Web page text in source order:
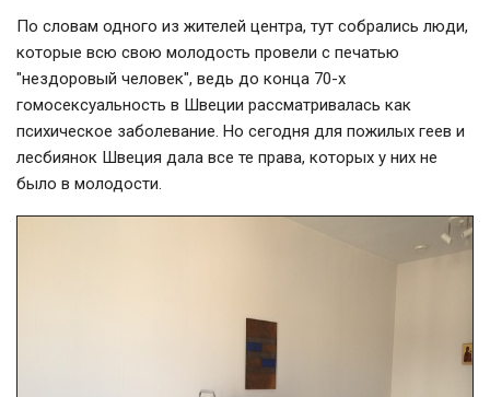
По словам одного из жителей центра, тут собрались люди,
которые всю свою молодость провели с печатью
"нездоровый человек", ведь до конца 70-х
гомосексуальность в Швеции рассматривалась как
психическое заболевание. Но сегодня для пожилых геев и
лесбиянок Швеция дала все те права, которых у них не
было в молодости.